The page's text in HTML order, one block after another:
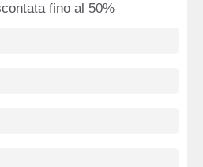
fino al 50%